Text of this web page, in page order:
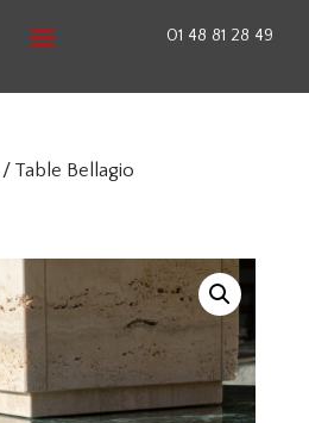
01 48 81 28 49
Table Bellagio